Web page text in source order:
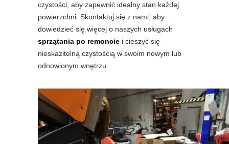
czystości, aby zapewnić idealny stan każdej
powierzchni. Skontaktuj się z nami, aby
dowiedzieć się więcej o naszych usługach
sprzątania po remoncie i cieszyć się
nieskazitelną czystością w swoim nowym lub
odnowionym wnętrzu.